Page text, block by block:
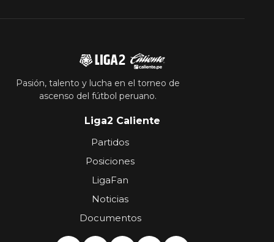
Pasión, talento y lucha en el torneo de
ascenso del fútbol peruano.
Liga2 Caliente
Partidos
Posiciones
LigaFan
Noticias
Documentos